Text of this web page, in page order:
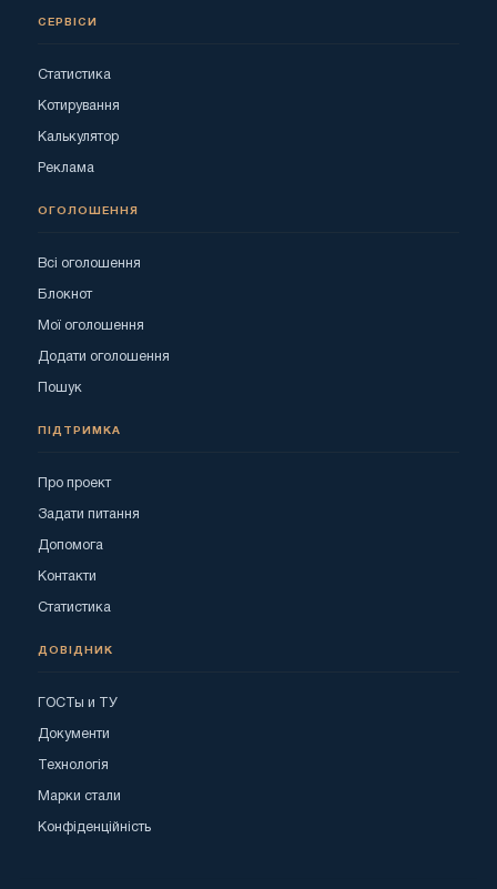
СЕРВІСИ
Статистика
Котирування
Калькулятор
Реклама
ОГОЛОШЕННЯ
Всі оголошення
Блокнот
Мої оголошення
Додати оголошення
Пошук
ПІДТРИМКА
Про проект
Задати питання
Допомога
Контакти
Статистика
ДОВІДНИК
ГОСТы и ТУ
Документи
Технологія
Марки стали
Конфіденційність